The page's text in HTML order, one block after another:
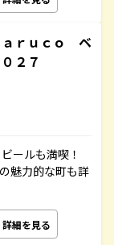
ｒｕｃｏ ベ
２７
ールも満喫！
魅力的な町も詳
詳細を見る